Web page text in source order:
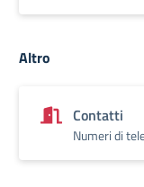
Altro
Contatti
Numeri di